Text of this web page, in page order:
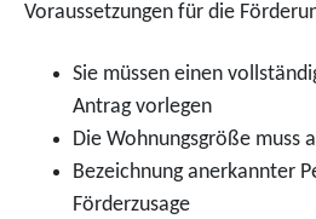
Voraussetzungen für die
Sie müssen einen
Antrag vorlegen
Die Wohnungsgröße muss
Bezeichnung anerkannter
Förderzusage